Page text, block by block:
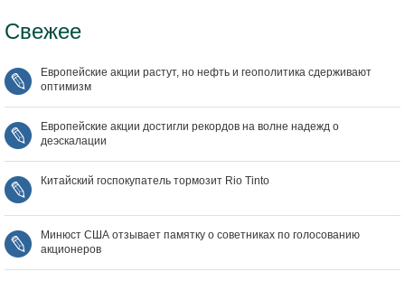
Свежее
Европейские акции растут, но нефть и геополитика сдерживают
оптимизм
Европейские акции достигли рекордов на волне надежд о
деэскалации
Китайский госпокупатель тормозит Rio Tinto
Минюст США отзывает памятку о советниках по голосованию
акционеров